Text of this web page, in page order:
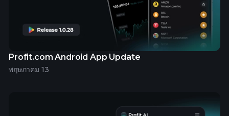
Profit.com Android App Update
พฤษภาคม 13